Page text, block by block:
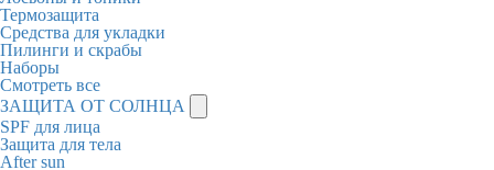
Термозащита
Средства для укладки
Пилинги и скрабы
Наборы
Смотреть все
ЗАЩИТА ОТ СОЛНЦА
SPF для лица
Защита для тела
After sun